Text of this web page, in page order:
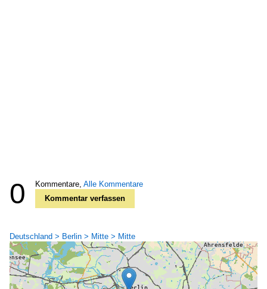
0 Kommentare, Alle Kommentare
Kommentar verfassen
Deutschland > Berlin > Mitte > Mitte